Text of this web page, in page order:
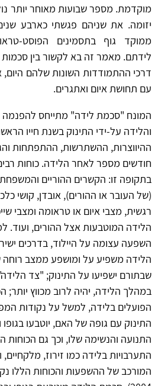
מוקדמת. מספר שבועות מאוחר יותר
יזומה. את שניהם פגשתי כארבע
ממוקד גוף בתסמינים הפוסט-
לידתם. מאמר זה בא לקשור בין סכמות
דרכי ההתמודדות השונות שלהם
עם תחושת איום ואתגרים.
המונח "סכמת לידה" מתייחס להפנמה
והלידה על-ידי התינוק בשנת חייו
ההיווצרות, ההשתרשות, ההתפתחות
חודשים מספר לאחר הלידה. כוחות
בתקופה זו: הקשרים ההוריים
(של העובר או ההורים), אובדן, קושי
רגשית, מצבי איום או טראומה ומצבי
הלידה המוטבעות אצל ההורים, ועוד.
השפעה עצומה על היילוד, בדרכים
הלידה משפיע על ומושפע ממצב
שבתורם ישפיעו על התינוק; "צד
במהלך הלידה, יהיה לרוב מכווץ יותר;
הפועלים בלידה, למשל על נקודות
התינוק עם גופה של האם, יוטבעו בגופו
התנועה והנשימה שלו, וכך גם הכוחות
התערבויות בלידה כמו זירוז,